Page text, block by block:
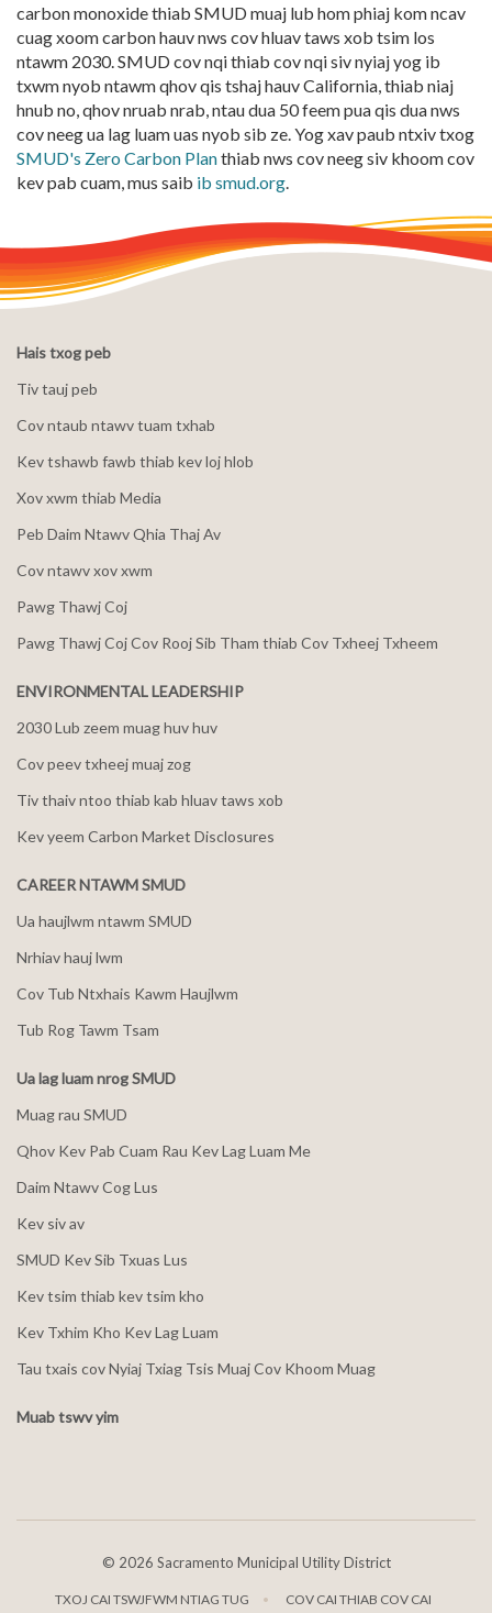
carbon monoxide thiab SMUD muaj lub hom phiaj kom ncav
cuag xoom carbon hauv nws cov hluav taws xob tsim los
ntawm 2030. SMUD cov nqi thiab cov nqi siv nyiaj yog ib
txwm nyob ntawm qhov qis tshaj hauv California, thiab niaj
hnub no, qhov nruab nrab, ntau dua 50 feem pua qis dua nws
cov neeg ua lag luam uas nyob sib ze. Yog xav paub ntxiv txog
SMUD's Zero Carbon Planthiab nws cov neeg siv khoom cov
kev pab cuam, mus saib ib smud.org.
Hais txog peb
Tiv tauj peb
Cov ntaub ntawv tuam txhab
Kev tshawb fawb thiab kev loj hlob
Xov xwm thiab Media
Peb Daim Ntawv Qhia Thaj Av
Cov ntawv xov xwm
Pawg Thawj Coj
Pawg Thawj Coj Cov Rooj Sib Tham thiab Cov Txheej Txheem
ENVIRONMENTAL LEADERSHIP
2030 Lub zeem muag huv huv
Cov peev txheej muaj zog
Tiv thaiv ntoo thiab kab hluav taws xob
Kev yeem Carbon Market Disclosures
CAREER NTAWM SMUD
Ua haujlwm ntawm SMUD
Nrhiav hauj lwm
Cov Tub Ntxhais Kawm Haujlwm
Tub Rog Tawm Tsam
Ua lag luam nrog SMUD
Muag rau SMUD
Qhov Kev Pab Cuam Rau Kev Lag Luam Me
Daim Ntawv Cog Lus
Kev siv av
SMUD Kev Sib Txuas Lus
Kev tsim thiab kev tsim kho
Kev Txhim Kho Kev Lag Luam
Tau txais cov Nyiaj Txiag Tsis Muaj Cov Khoom Muag
Muab tswv yim
© 2026 Sacramento Municipal Utility District
TXOJ CAI TSWJFWM NTIAG TUG COV CAI THIAB COV CAI